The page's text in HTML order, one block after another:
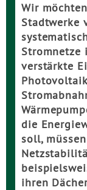
Wir
Stadtwerke
Stromnetze
verstärkte
die
soll,
ihren